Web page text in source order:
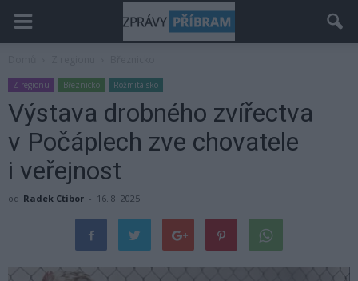
Z regionu Březnicko Rožmitálsko
Výstava drobného zvířectva
v Počáplech zve chovatele
i veřejnost
od Radek Ctibor - 16. 8. 2025